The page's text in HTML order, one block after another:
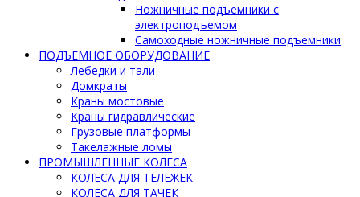
Ножничные подъемники с
электроподъемом
Самоходные ножничные подъемники
ПОДЪЕМНОЕ ОБОРУДОВАНИЕ
Лебедки и тали
Домкраты
Краны мостовые
Краны гидравлические
Грузовые платформы
Такелажные ломы
ПРОМЫШЛЕННЫЕ КОЛЕСА
КОЛЕСА ДЛЯ ТЕЛЕЖЕК
КОЛЕСА ДЛЯ ТАЧЕК